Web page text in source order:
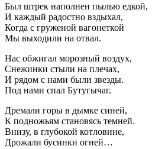
Был штрек наполнен пылью едкой,
И каждый радостно вздыхал,
Когда с груженой вагонеткой
Мы выходили на отвал.
Нас обжигал морозный воздух,
Снежинки стыли на плечах,
И рядом с нами были звезды.
Под нами спал Бутугычаг.
Дремали горы в дымке синей,
К подножьям становясь темней.
Внизу, в глубокой котловине,
Дрожали бусинки огней…